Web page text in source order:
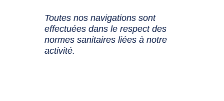
Toutes nos navigations sont
effectuées dans le respect des
normes sanitaires liées à notre
activité.